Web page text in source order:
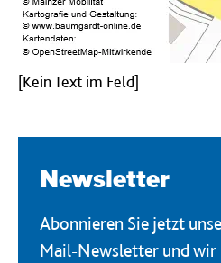
[Kein Text im Feld]
Newsletter
Abonnieren Sie jetzt
Mail-Newsletter und wir